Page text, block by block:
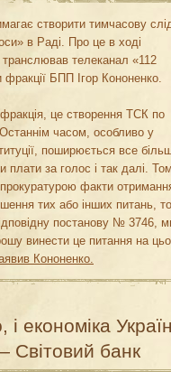
створити тимчасову
в Раді. Про це в ході
телеканал «112
фракції БПП Ігор Кононенко.
це створення ТСК по
часом, особливо у
поширюється все
плати за голос і так далі.
факти
тих або інших питань,
постанову № 3746,
винести це питання на
Кононенко.
і економіка
Світовий банк